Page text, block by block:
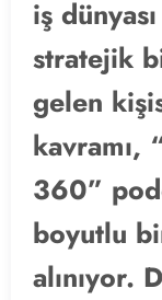
iş
stratejik
gelen
kavramı,
360”
boyutlu
alınıyor.